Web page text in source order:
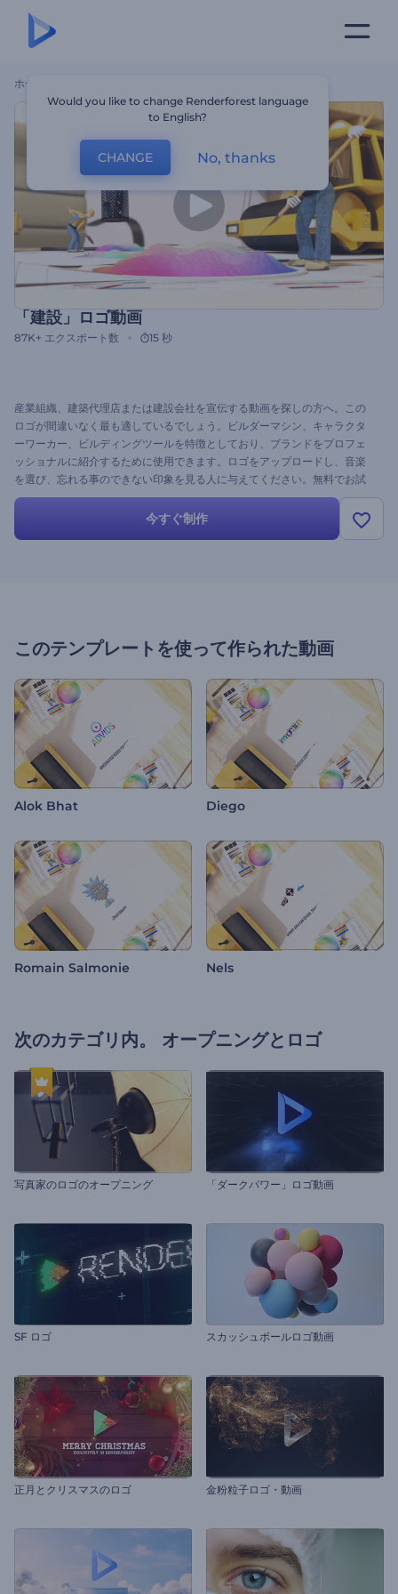
ホーム
「建設」ロゴ動画
87K+ エクスポート数 15 秒
産業組織、建築代理店または建設会社を宣伝する動画を探しの方へ。この
ロゴが間違いなく最も適しているでしょう。ビルダーマシン、キャラクタ
ーワーカー、ビルディングツールを特徴としており、ブランドをプロフェ
ッショナルに紹介するために使用できます。ロゴをアップロードし、音楽
を選び、忘れる事のできない印象を見る人に与えてください。無料でお試
しください。
今すぐ制作
このテンプレートを使って作られた動画
Alok Bhat Diego
Romain Salmonie Nels
次のカテゴリ内。 オープニングとロゴ
写真家のロゴのオープニング 「ダークパワー」ロゴ動画
SF ロゴ スカッシュボールロゴ動画
正月とクリスマスのロゴ 金粉粒子ロゴ・動画
Would you like to change Renderforest language
to English?
CHANGE No, thanks